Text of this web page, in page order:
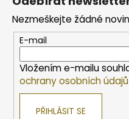
Nezmeškejte žádné
E-mail
Vložením e-mailu
ochrany osobních údajů
PŘIHLÁSIT SE